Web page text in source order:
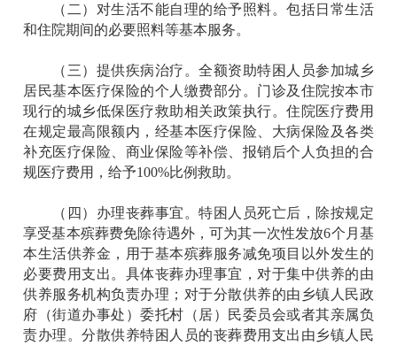
（二）对生活不能自理的给予照料。包括日常生活
和住院期间的必要照料等基本服务。
（三）提供疾病治疗。全额资助特困人员参加城乡
居民基本医疗保险的个人缴费部分。门诊及住院按本市
现行的城乡低保医疗救助相关政策执行。住院医疗费用
在规定最高限额内，经基本医疗保险、大病保险及各类
补充医疗保险、商业保险等补偿、报销后个人负担的合
规医疗费用，给予100%比例救助。
（四）办理丧葬事宜。特困人员死亡后，除按规定
享受基本殡葬费免除待遇外，可为其一次性发放6个月基
本生活供养金，用于基本殡葬服务减免项目以外发生的
必要费用支出。具体丧葬办理事宜，对于集中供养的由
供养服务机构负责办理；对于分散供养的由乡镇人民政
府（街道办事处）委托村（居）民委员会或者其亲属负
责办理。分散供养特困人员的丧葬费用支出由乡镇人民